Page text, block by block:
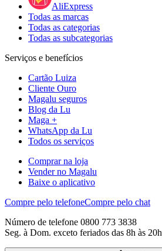
AliExpress
Todas as marcas
Todas as categorias
Todas as subcategorias
Serviços e benefícios
Cartão Luiza
Cliente Ouro
Magalu seguros
Blog da Lu
Maga +
WhatsApp da Lu
Todos os serviços
Comprar na loja
Vender no Magalu
Baixe o aplicativo
Compre pelo telefoneCompre pelo chat
Número de telefone 0800 773 3838
Seg. à Dom. exceto feriados das 8h às 20h